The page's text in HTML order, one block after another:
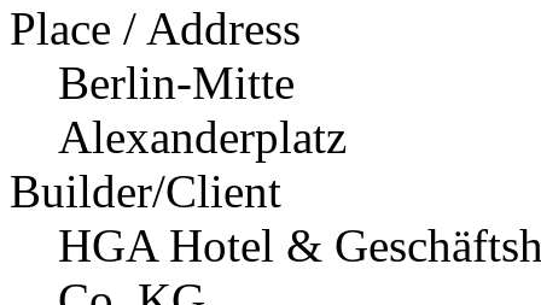
Place / Address
Berlin-Mitte
Alexanderplatz
Builder/Client
HGA Hotel &